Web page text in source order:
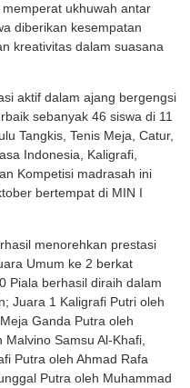
ukhuwah antar
diberikan kesempatan
kreativitas dalam suasana
aktif dalam ajang bergengsi
sebanyak 46 siswa di 11
Tangkis, Tenis Meja, Catur,
Indonesia, Kaligrafi,
Kompetisi madrasah ini
bertempat di MIN I
menorehkan prestasi
Umum ke 2 berkat
Piala berhasil diraih dalam
Juara 1 Kaligrafi Putri oleh
Ganda Putra oleh
Samsu Al-Khafi,
Putra oleh Ahmad Rafa
Putra oleh Muhammad